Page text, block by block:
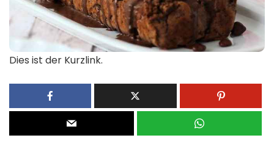
Dies ist der Kurzlink.